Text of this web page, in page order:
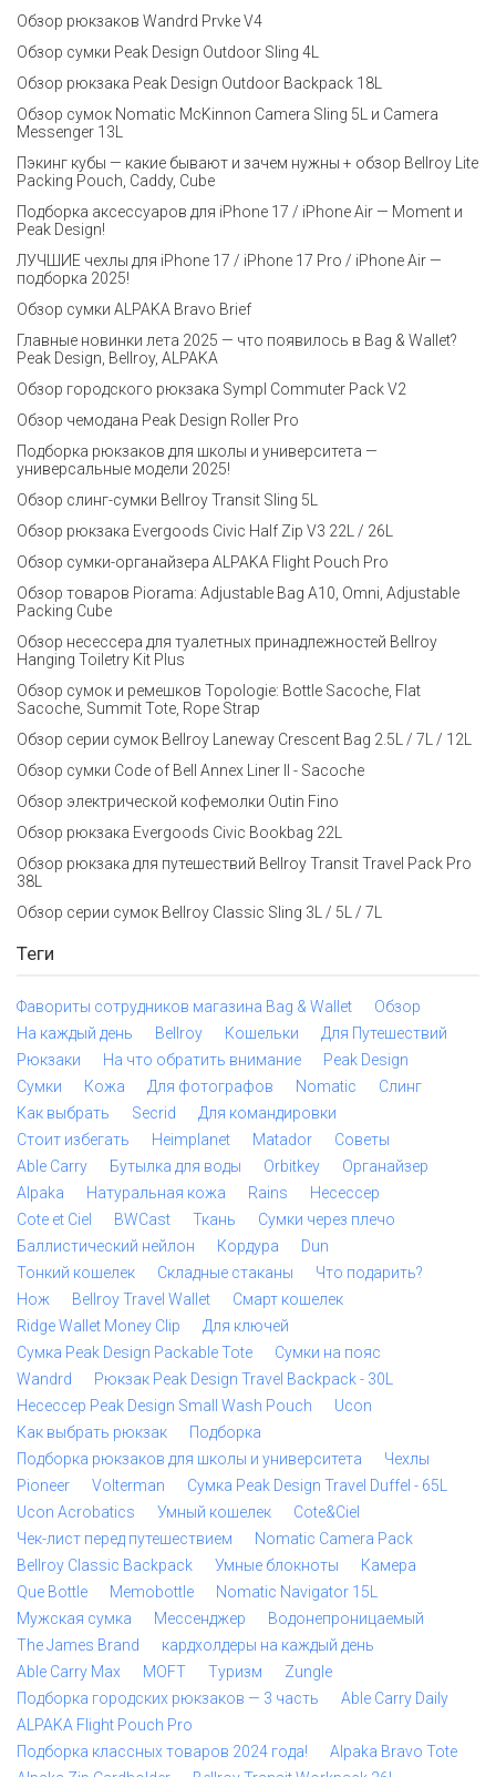
Обзор рюкзаков Wandrd Prvke V4
Обзор сумки Peak Design Outdoor Sling 4L
Обзор рюкзака Peak Design Outdoor Backpack 18L
Обзор сумок Nomatic McKinnon Camera Sling 5L и Camera
Messenger 13L
Пэкинг кубы — какие бывают и зачем нужны + обзор Bellroy Lite
Packing Pouch, Caddy, Cube
Подборка аксессуаров для iPhone 17 / iPhone Air — Moment и
Peak Design!
ЛУЧШИЕ чехлы для iPhone 17 / iPhone 17 Pro / iPhone Air —
подборка 2025!
Обзор сумки ALPAKA Bravo Brief
Главные новинки лета 2025 — что появилось в Bag & Wallet?
Peak Design, Bellroy, ALPAKA
Обзор городского рюкзака Sympl Commuter Pack V2
Обзор чемодана Peak Design Roller Pro
Подборка рюкзаков для школы и университета —
универсальные модели 2025!
Обзор слинг-сумки Bellroy Transit Sling 5L
Обзор рюкзака Evergoods Civic Half Zip V3 22L / 26L
Обзор сумки-органайзера ALPAKA Flight Pouch Pro
Обзор товаров Piorama: Adjustable Bag A10, Omni, Adjustable
Packing Cube
Обзор несессера для туалетных принадлежностей Bellroy
Hanging Toiletry Kit Plus
Обзор сумок и ремешков Topologie: Bottle Sacoche, Flat
Sacoche, Summit Tote, Rope Strap
Обзор серии сумок Bellroy Laneway Crescent Bag 2.5L / 7L / 12L
Обзор сумки Code of Bell Annex Liner II - Sacoche
Обзор электрической кофемолки Outin Fino
Обзор рюкзака Evergoods Civic Bookbag 22L
Обзор рюкзака для путешествий Bellroy Transit Travel Pack Pro
38L
Обзор серии сумок Bellroy Classic Sling 3L / 5L / 7L
Теги
Фавориты сотрудников магазина Bag & Wallet
Обзор
На каждый день
Bellroy Кошельки
Для Путешествий
Рюкзаки
На что обратить внимание
Peak Design
Сумки
Кожа Для фотографов Nomatic
Слинг
Как выбрать
Secrid
Для командировки
Стоит избегать
Heimplanet Matador
Советы
Able Carry
Бутылка для воды Orbitkey
Органайзер
Alpaka
Натуральная кожа Rains
Несессер
Cote et Ciel
BWCast Ткань
Сумки через плечо
Баллистический нейлон
Кордура
Dun
Тонкий кошелек
Складные стаканы
Что подарить?
Нож
Bellroy Travel Wallet
Смарт кошелек
Ridge Wallet Money Clip
Для ключей
Сумка Peak Design Packable Tote
Сумки на пояс
Wandrd
Рюкзак Peak Design Travel Backpack - 30L
Несессер Peak Design Small Wash Pouch
Ucon
Как выбрать рюкзак
Подборка
Подборка рюкзаков для школы и университета
Чехлы
Pioneer
Volterman
Сумка Peak Design Travel Duffel - 65L
Ucon Acrobatics
Умный кошелек
Cote&Ciel
Чек-лист перед путешествием
Nomatic Camera Pack
Bellroy Classic Backpack
Умные блокноты
Камера
Que Bottle
Memobottle
Nomatic Navigator 15L
Мужская сумка
Мессенджер
Водонепроницаемый
The James Brand
кардхолдеры на каждый день
Able Carry Max
MOFT Туризм
Zungle
Подборка городских рюкзаков — 3 часть
Able Carry Daily
ALPAKA Flight Pouch Pro
Подборка классных товаров 2024 года!
Alpaka Bravo Tote